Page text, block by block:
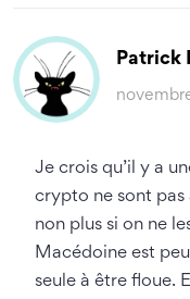
Patrick
Je crois qu’il y a
crypto ne sont
non plus si on ne
Macédoine est
seule à être floue.